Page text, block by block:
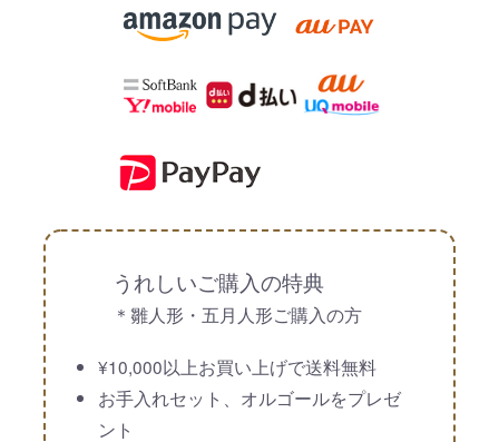
うれしいご購入の特典
＊雛人形・五月人形ご購入の方
¥10,000以上お買い上げで送料無料
お手入れセット、オルゴールをプレゼ
ント